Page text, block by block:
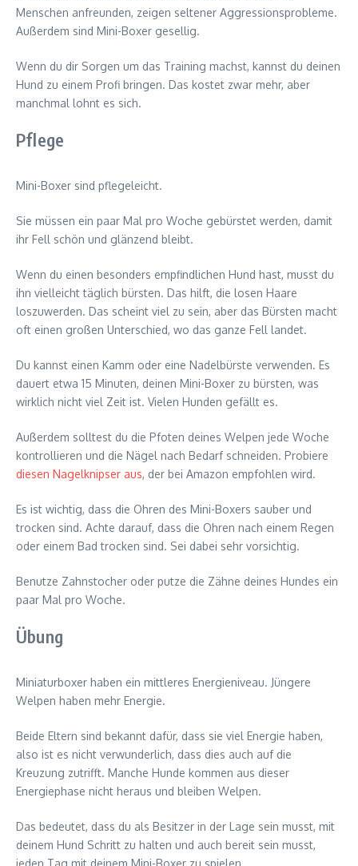
Menschen anfreunden, zeigen seltener Aggressionsprobleme.
Außerdem sind Mini-Boxer gesellig.
Wenn du dir Sorgen um das Training machst, kannst du deinen
Hund zu einem Profi bringen. Das kostet zwar mehr, aber
manchmal lohnt es sich.
Pflege
Mini-Boxer sind pflegeleicht.
Sie müssen ein paar Mal pro Woche gebürstet werden, damit
ihr Fell schön und glänzend bleibt.
Wenn du einen besonders empfindlichen Hund hast, musst du
ihn vielleicht täglich bürsten. Das hilft, die losen Haare
loszuwerden. Das scheint viel zu sein, aber das Bürsten macht
oft einen großen Unterschied, wo das ganze Fell landet.
Du kannst einen Kamm oder eine Nadelbürste verwenden. Es
dauert etwa 15 Minuten, deinen Mini-Boxer zu bürsten, was
wirklich nicht viel Zeit ist. Vielen Hunden gefällt es.
Außerdem solltest du die Pfoten deines Welpen jede Woche
kontrollieren und die Nägel nach Bedarf schneiden. Probiere
diesen Nagelknipser aus, der bei Amazon empfohlen wird.
Es ist wichtig, dass die Ohren des Mini-Boxers sauber und
trocken sind. Achte darauf, dass die Ohren nach einem Regen
oder einem Bad trocken sind. Sei dabei sehr vorsichtig.
Benutze Zahnstocher oder putze die Zähne deines Hundes ein
paar Mal pro Woche.
Übung
Miniaturboxer haben ein mittleres Energieniveau. Jüngere
Welpen haben mehr Energie.
Beide Eltern sind bekannt dafür, dass sie viel Energie haben,
also ist es nicht verwunderlich, dass dies auch auf die
Kreuzung zutrifft. Manche Hunde kommen aus dieser
Energiephase nicht heraus und bleiben Welpen.
Das bedeutet, dass du als Besitzer in der Lage sein musst, mit
deinem Hund Schritt zu halten und auch bereit sein musst,
jeden Tag mit deinem Mini-Boxer zu spielen.